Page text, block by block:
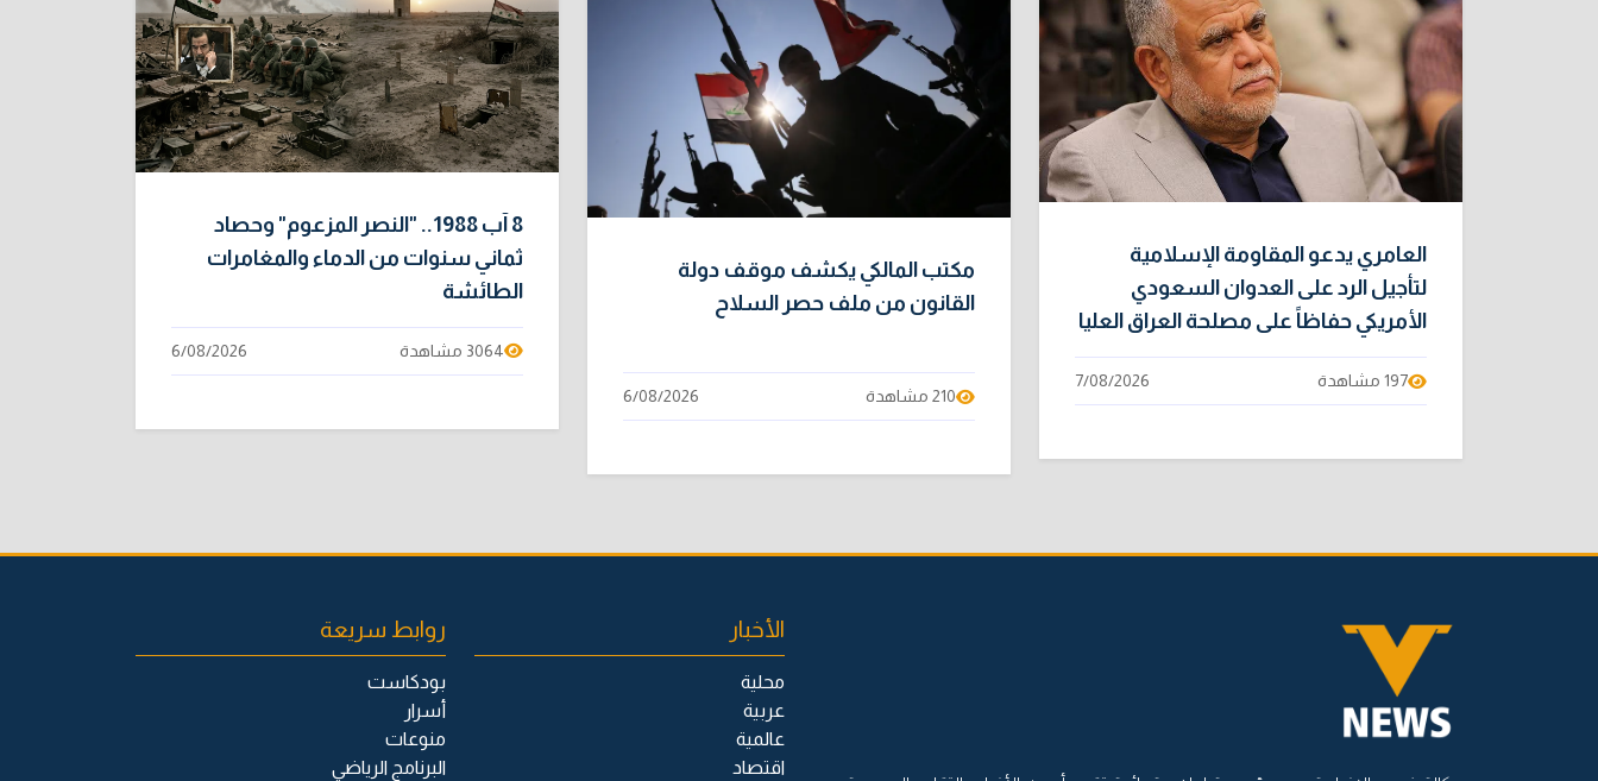
العامري يدعو المقاومة الإسلامية
لتأجيل الرد على العدوان السعودي
الأمريكي حفاظاً على مصلحة العراق العليا
197 مشاهدة 7/08/2026
مكتب المالكي يكشف موقف دولة
القانون من ملف حصر السلاح
210 مشاهدة 6/08/2026
8 آب 1988.. "النصر المزعوم" وحصاد
ثماني سنوات من الدماء والمغامرات
الطائشة
3064 مشاهدة 6/08/2026
الأخبار
محلية
عربية
عالمية
اقتصاد
روابط سريعة
بودكاست
أسرار
منوعات
البرنامج الرياضي